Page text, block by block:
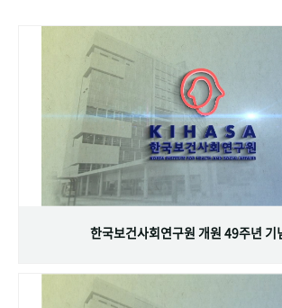
기록물 아카이브
사진 아카이브 문서 기록물 행정박물
주년 기념
성과 50선 숫자로 보는 50년
VR 역사관
한국보건사회연구원 개원 49주년 기